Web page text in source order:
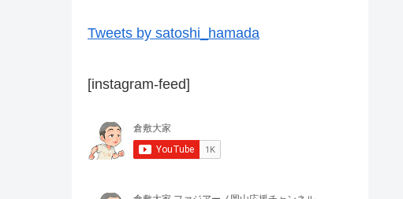
Tweets by satoshi_hamada
[instagram-feed]